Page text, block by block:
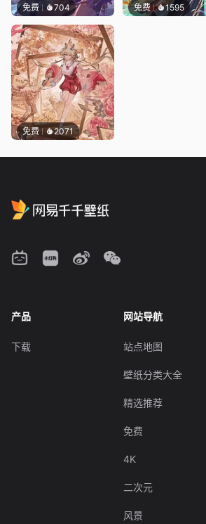
免费 704 免费 1595
免费 2071
产品
下载
网站导航
站点地图
壁纸分类大全
精选推荐
免费
4K
二次元
风景